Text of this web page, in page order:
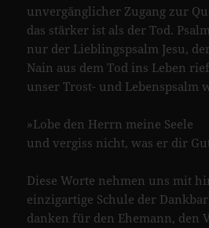
unvergänglicher Zugang zur
das stärker ist als der Tod.
nur der Lieblingspsalm Jesu,
Nain aus dem Tod ins Leben
unser Trost- und Lebenspsalm
»Lobe den Herrn meine Seele
und vergiss nicht, was er dir
Diese Worte nehmen uns mit
einzigartige Schule der
danken für den Ehemann, den